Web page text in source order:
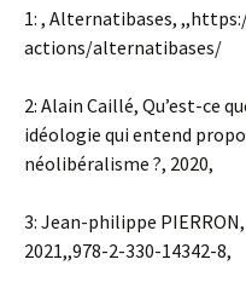
1: , Alternatibases,
actions/alternatibases/
2: Alain Caillé, Qu’est-ce
idéologie qui entend
néolibéralisme ?, 2020,
3: Jean-philippe
2021,,978-2-330-14342-8,